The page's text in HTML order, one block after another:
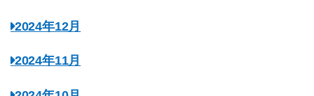
2024年12月
2024年11月